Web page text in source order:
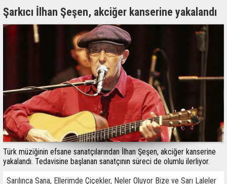
Şarkıcı İlhan Şeşen, akciğer kanserine yakalandı
Türk müziğinin efsane sanatçılarından İlhan Şeşen, akciğer kanserine
yakalandı. Tedavisine başlanan sanatçının süreci de olumlu ilerliyor.
Sarılınca Sana, Ellerimde Çiçekler, Neler Oluyor Bize ve Sarı Laleler